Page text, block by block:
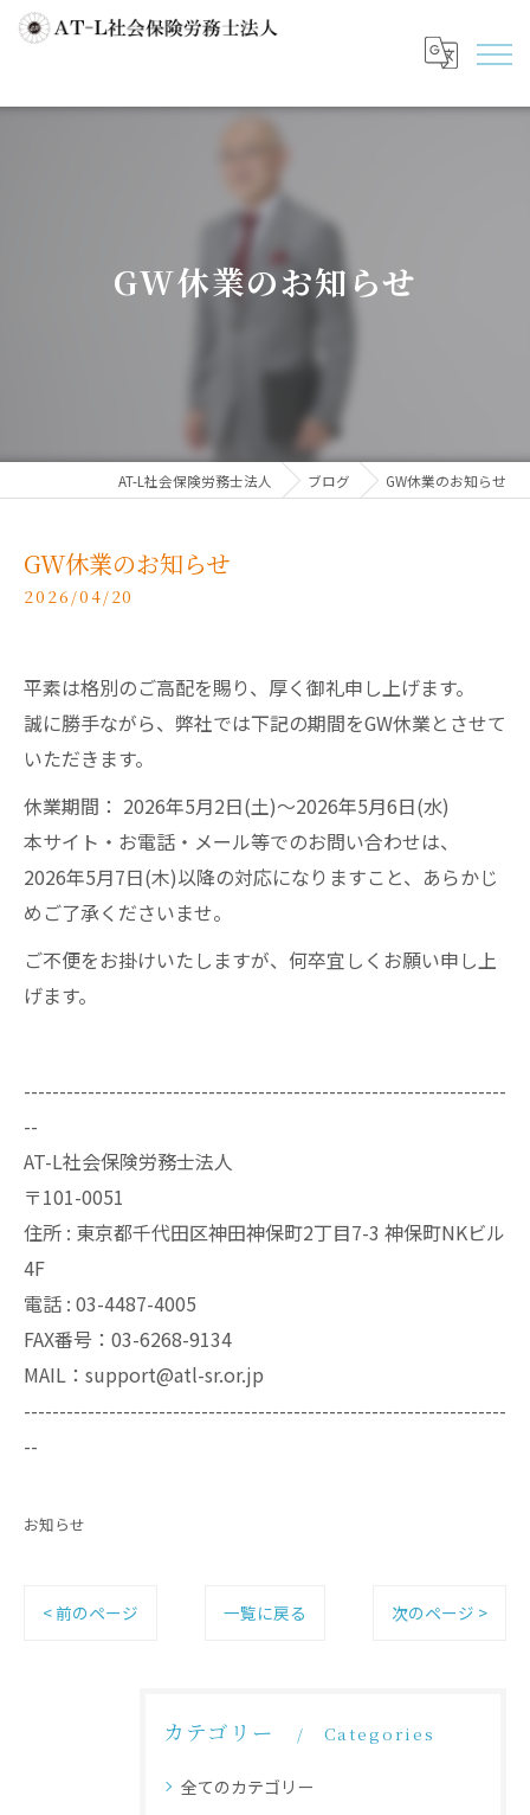
GW休業のお知らせ
AT-L社会保険労務士法人 ブログ GW休業のお知らせ
GW休業のお知らせ
2026/04/20
平素は格別のご高配を賜り、厚く御礼申し上げます。
誠に勝手ながら、弊社では下記の期間をGW休業とさせて
いただきます。
休業期間： 2026年5月2日(土)～2026年5月6日(水)
本サイト・お電話・メール等でのお問い合わせは、
2026年5月7日(木)以降の対応になりますこと、あらかじ
めご了承くださいませ。
ご不便をお掛けいたしますが、何卒宜しくお願い申し上
げます。
--------------------------------------------------------------------
--
AT-L社会保険労務士法人
〒101-0051
住所 : 東京都千代田区神田神保町2丁目7-3 神保町NKビル
4F
電話 : 03-4487-4005
FAX番号：03-6268-9134
MAIL：support@atl-sr.or.jp
--------------------------------------------------------------------
--
お知らせ
< 前のページ 一覧に戻る 次のページ >
カテゴリー Categories
全てのカテゴリー